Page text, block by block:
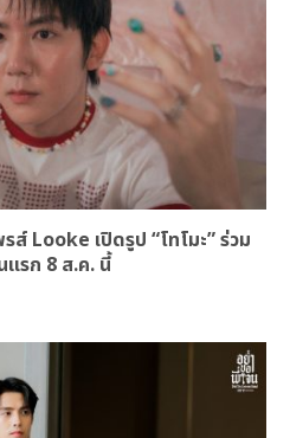
ส์ Looke เปิดรูป “โทโมะ” ร่วม
แรก 8 ส.ค. นี้